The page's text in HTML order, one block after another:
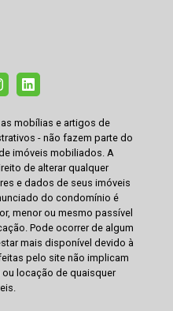
mobílias e artigos de
- não fazem parte do
imóveis mobiliados. A
de alterar qualquer
e dados de seus imóveis
do condomínio é
menor ou mesmo passível
Pode ocorrer de algum
mais disponível devido à
pelo site não implicam
ou locação de quaisquer